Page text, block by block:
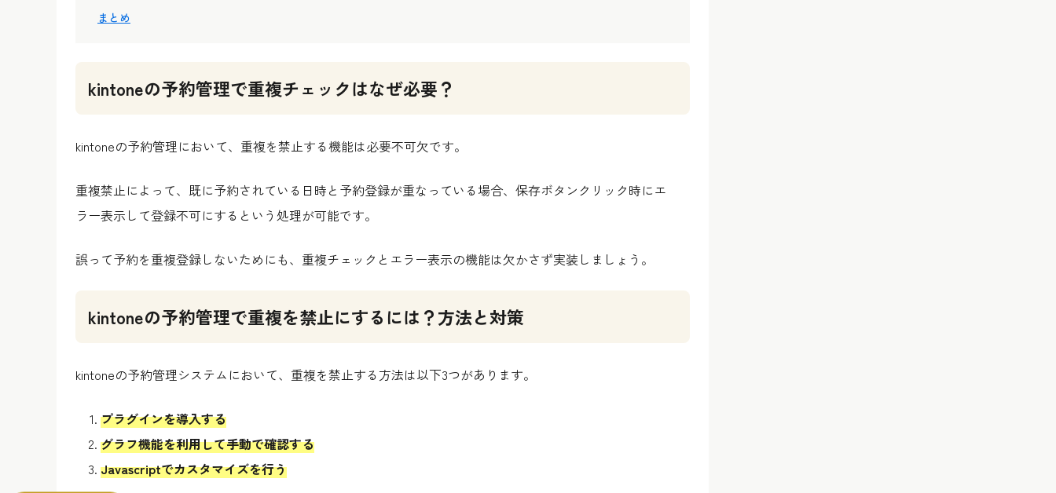
まとめ
kintoneの予約管理で重複チェックはなぜ必要？
kintoneの予約管理において、重複を禁止する機能は必要不可欠です。
重複禁止によって、既に予約されている日時と予約登録が重なっている場合、保存ボタンクリック時にエ
ラー表示して登録不可にするという処理が可能です。
誤って予約を重複登録しないためにも、重複チェックとエラー表示の機能は欠かさず実装しましょう。
kintoneの予約管理で重複を禁止にするには？方法と対策
kintoneの予約管理システムにおいて、重複を禁止する方法は以下3つがあります。
プラグインを導入する
グラフ機能を利用して手動で確認する
Javascriptでカスタマイズを行う